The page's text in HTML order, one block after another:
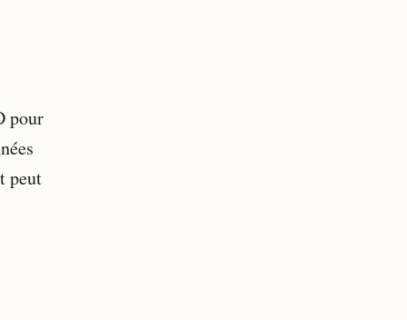
pour
peut